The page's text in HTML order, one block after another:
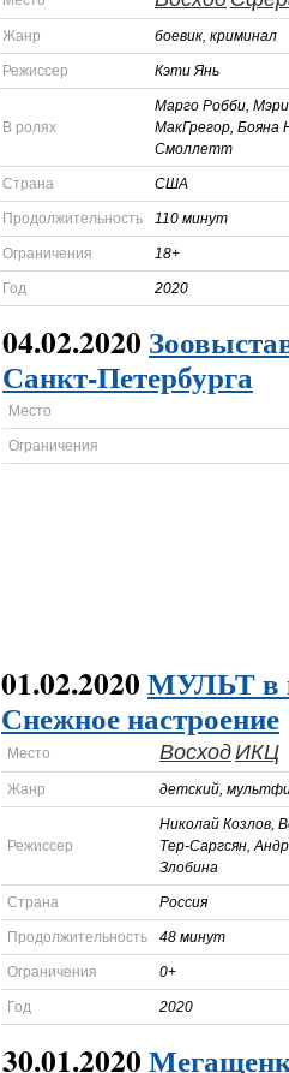
Жанр боевик, криминал
Режиссер Кэти Янь
В ролях
Марго Робби,
МакГрегор, Бояна
Смоллетт
Страна США
Продолжительность 110 минут
Ограничения 18+
Год 2020
04.02.2020
Санкт-Петербурга
Место
Ограничения
01.02.2020МУЛЬТ в
Снежное настроение
Место ВосходИКЦ
Жанр детский,
Режиссер
Николай Козлов,
Тер-Саргсян,
Злобина
Страна Россия
Продолжительность 48 минут
Ограничения 0+
Год 2020
30.01.2020